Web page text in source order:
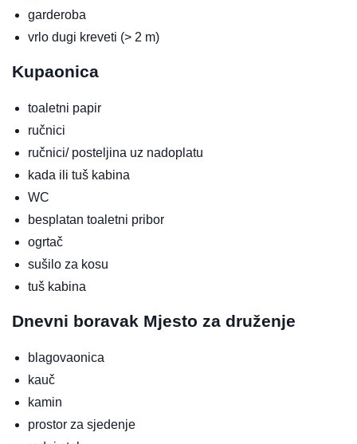
garderoba
vrlo dugi kreveti (> 2 m)
Kupaonica
toaletni papir
ručnici
ručnici/ posteljina uz nadoplatu
kada ili tuš kabina
WC
besplatan toaletni pribor
ogrtač
sušilo za kosu
tuš kabina
Dnevni boravak Mjesto za druženje
blagovaonica
kauč
kamin
prostor za sjedenje